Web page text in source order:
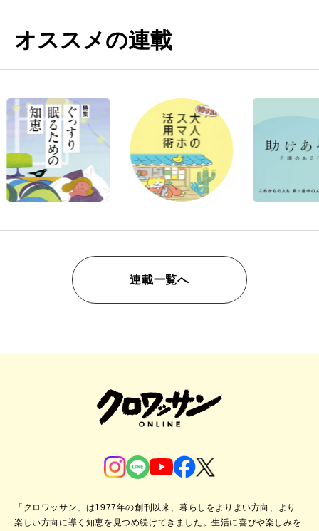
オススメの連載
連載一覧へ
「クロワッサン」は1977年の創刊以来、暮らしをよりよい方向、より
楽しい方向に導く知恵を見つめ続けてきました。生活に喜びや楽しみを